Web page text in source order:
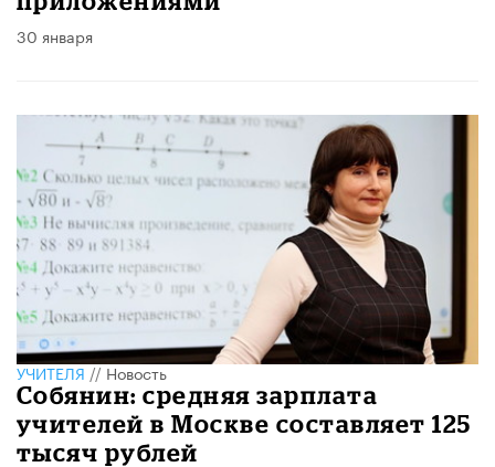
30 января
УЧИТЕЛЯ//Новость
Собянин: средняя зарплата
учителей в Москве составляет 125
тысяч рублей